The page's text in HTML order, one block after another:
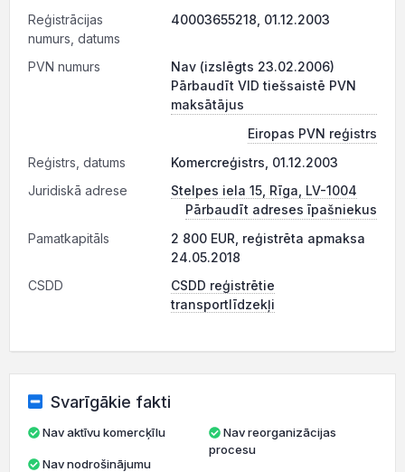
Reģistrācijas
numurs, datums
40003655218, 01.12.2003
PVN numurs
Nav (izslēgts 23.02.2006)
Pārbaudīt VID tiešsaistē PVN
maksātājus
Eiropas PVN reģistrs
Reģistrs, datums
Komercreģistrs, 01.12.2003
Juridiskā adrese
Stelpes iela 15, Rīga, LV-1004
Pārbaudīt adreses īpašniekus
Pamatkapitāls
2 800 EUR, reģistrēta apmaksa
24.05.2018
CSDD
CSDD reģistrētie
transportlīdzekļi
Svarīgākie fakti
Nav aktīvu komercķīlu
Nav nodrošinājumu
Nav reorganizācijas
procesu